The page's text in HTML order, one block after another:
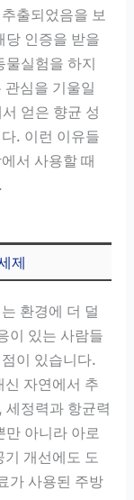
출되었음을 보
당 인증을 받을
물실험을 하지
심을 기울일
얻은 향균 성
. 이런 이유들
서 사용할 때
제
환경에 더 덜
이 있는 사람들
이 있습니다.
신 자연에서 추
세정력과 항균력
만 아니라 아로
기 개선에도 도
가 사용된 주방